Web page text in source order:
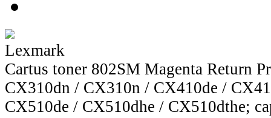
Lexmark
Cartus toner 802SM Magenta Return
CX310dn / CX310n / CX410de /
CX510de / CX510dhe / CX510dthe;